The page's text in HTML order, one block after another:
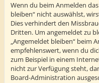
Wenn du beim Anmelden
bleiben“ nicht auswählst,
Dies verhindert den
Dritten. Um angemeldet zu
„Angemeldet bleiben“ beim
empfehlenswert, wenn du
zum Beispiel in einem
nicht zur Verfügung steht,
Board-Administration